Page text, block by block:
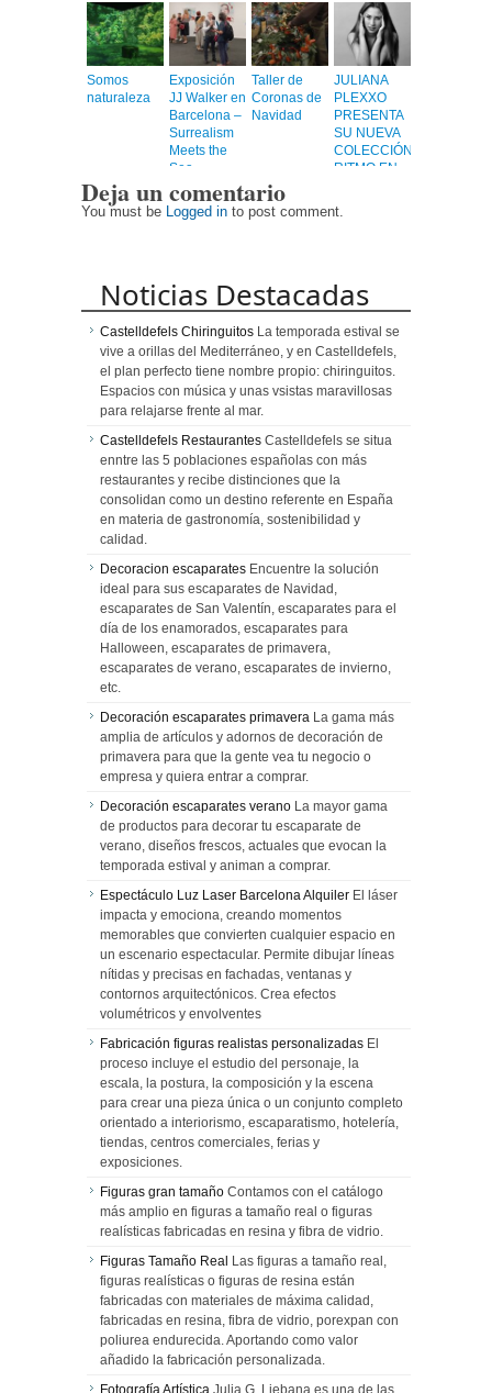
Somos
naturaleza
Exposición
JJ Walker en
Barcelona –
Surrealism
Meets the
Sea
Taller de
Coronas de
Navidad
JULIANA
PLEXXO
PRESENTA
SU NUEVA
COLECCIÓN
RITMO EN
SIR VICTOR
Deja un comentario
You must be Logged in to post comment.
Noticias Destacadas
Castelldefels Chiringuitos La temporada estival se
vive a orillas del Mediterráneo, y en Castelldefels,
el plan perfecto tiene nombre propio: chiringuitos.
Espacios con música y unas vsistas maravillosas
para relajarse frente al mar.
Castelldefels Restaurantes Castelldefels se situa
enntre las 5 poblaciones españolas con más
restaurantes y recibe distinciones que la
consolidan como un destino referente en España
en materia de gastronomía, sostenibilidad y
calidad.
Decoracion escaparates Encuentre la solución
ideal para sus escaparates de Navidad,
escaparates de San Valentín, escaparates para el
día de los enamorados, escaparates para
Halloween, escaparates de primavera,
escaparates de verano, escaparates de invierno,
etc.
Decoración escaparates primavera La gama más
amplia de artículos y adornos de decoración de
primavera para que la gente vea tu negocio o
empresa y quiera entrar a comprar.
Decoración escaparates verano La mayor gama
de productos para decorar tu escaparate de
verano, diseños frescos, actuales que evocan la
temporada estival y animan a comprar.
Espectáculo Luz Laser Barcelona Alquiler El láser
impacta y emociona, creando momentos
memorables que convierten cualquier espacio en
un escenario espectacular. Permite dibujar líneas
nítidas y precisas en fachadas, ventanas y
contornos arquitectónicos. Crea efectos
volumétricos y envolventes
Fabricación figuras realistas personalizadas El
proceso incluye el estudio del personaje, la
escala, la postura, la composición y la escena
para crear una pieza única o un conjunto completo
orientado a interiorismo, escaparatismo, hotelería,
tiendas, centros comerciales, ferias y
exposiciones.
Figuras gran tamaño Contamos con el catálogo
más amplio en figuras a tamaño real o figuras
realísticas fabricadas en resina y fibra de vidrio.
Figuras Tamaño Real Las figuras a tamaño real,
figuras realísticas o figuras de resina están
fabricadas con materiales de máxima calidad,
fabricadas en resina, fibra de vidrio, porexpan con
poliurea endurecida. Aportando como valor
añadido la fabricación personalizada.
Fotografía Artística Julia G. Liebana es una de las